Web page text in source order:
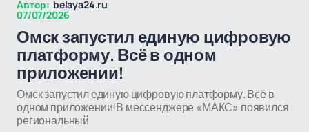
Автор: belaya24.ru
07/07/2026
Омск запустил единую цифровую
платформу. Всё в одном
приложении!
Омск запустил единую цифровую платформу. Всё в
одном приложении!В мессенджере «МАКС» появился
региональный